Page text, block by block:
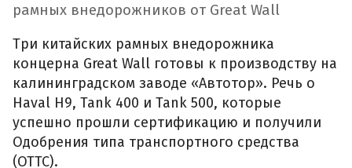
рамных внедорожников от Great Wall
Три китайских рамных внедорожника
концерна Great Wall готовы к производству на
калининградском заводе «Автотор». Речь о
Haval H9, Tank 400 и Tank 500, которые
успешно прошли сертификацию и получили
Одобрения типа транспортного средства
(ОТТС).